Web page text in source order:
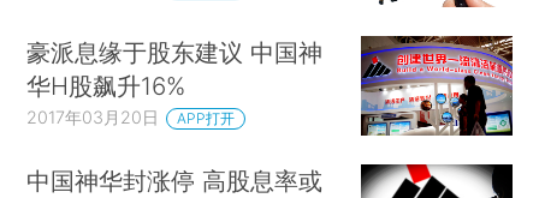
豪派息缘于股东建议 中国神
华H股飙升16%
2017年03月20日 APP打开
中国神华封涨停 高股息率或